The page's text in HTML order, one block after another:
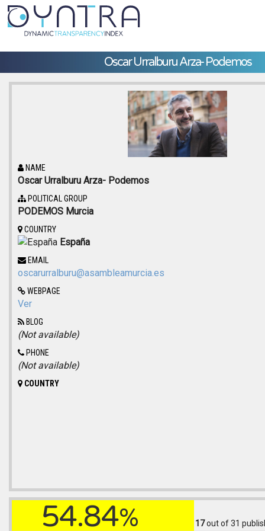
Oscar Urralburu Arza- Podemos
NAME
Oscar Urralburu Arza- Podemos
POLITICAL GROUP
PODEMOS Murcia
COUNTRY
España
EMAIL
oscarurralburu@asambleamurcia.es
WEBPAGE
Ver
BLOG
(Not available)
PHONE
(Not available)
COUNTRY
54.84% 17out of 31